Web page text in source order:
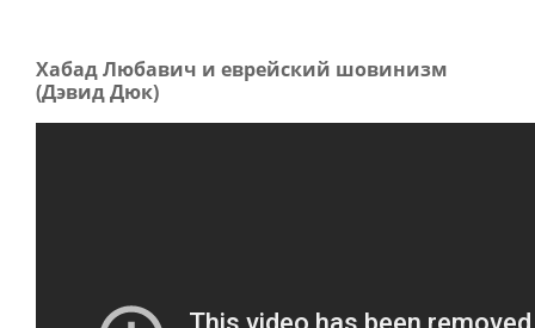
Хабад Любавич и еврейский шовинизм
(Дэвид Дюк)